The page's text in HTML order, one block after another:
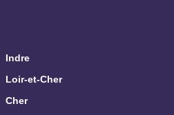
Indre
Loir-et-Cher
Cher